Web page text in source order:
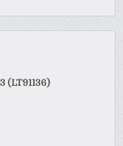
(LT91136)